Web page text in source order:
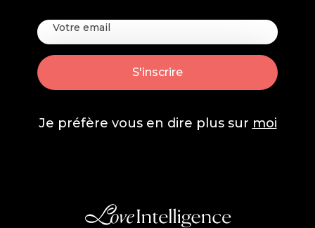
Je préfère vous en dire plus sur moi